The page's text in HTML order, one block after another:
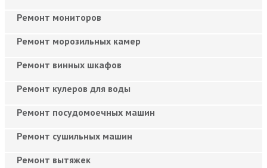
Ремонт мониторов
Ремонт морозильных камер
Ремонт винных шкафов
Ремонт кулеров для воды
Ремонт посудомоечных машин
Ремонт сушильных машин
Ремонт вытяжек